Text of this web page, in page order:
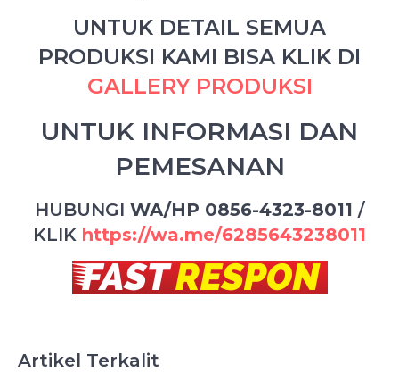
UNTUK DETAIL SEMUA
PRODUKSI KAMI BISA KLIK DI
GALLERY PRODUKSI
UNTUK INFORMASI DAN
PEMESANAN
HUBUNGI WA/HP 0856-4323-8011 /
KLIK https://wa.me/6285643238011
Artikel Terkalit